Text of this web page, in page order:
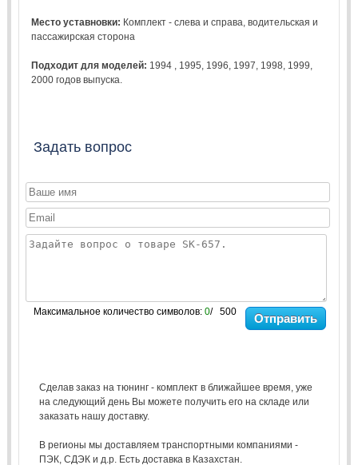
Место уставновки: Комплект - слева и справа, водительская и
пассажирская сторона
Подходит для моделей: 1994 1995 1996 1997 1998 1999
2000 годов выпуска.
Задать вопрос
Максимальное количество символов: 0/ 500 Отправить
Сделав заказ на тюнинг - комплект в ближайшее время, уже
на следующий день Вы можете получить его на складе или
заказать нашу доставку.
В регионы мы доставляем транспортными компаниями -
ПЭК, СДЭК и д.р. Есть доставка в Казахстан.